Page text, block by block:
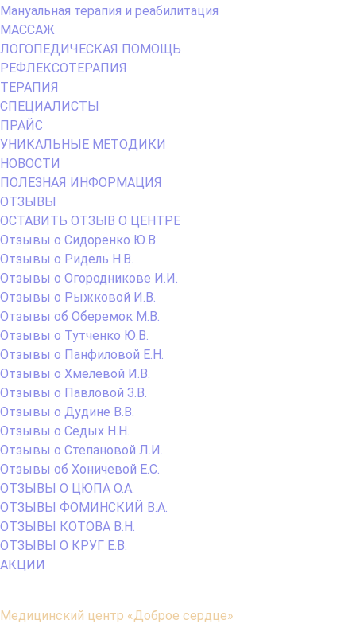
Мануальная терапия и реабилитация
МАССАЖ
ЛОГОПЕДИЧЕСКАЯ ПОМОЩЬ
РЕФЛЕКСОТЕРАПИЯ
ТЕРАПИЯ
СПЕЦИАЛИСТЫ
ПРАЙС
УНИКАЛЬНЫЕ МЕТОДИКИ
НОВОСТИ
ПОЛЕЗНАЯ ИНФОРМАЦИЯ
ОТЗЫВЫ
ОСТАВИТЬ ОТЗЫВ О ЦЕНТРЕ
Отзывы о Сидоренко Ю.В.
Отзывы о Ридель Н.В.
Отзывы о Огородникове И.И.
Отзывы о Рыжковой И.В.
Отзывы об Оберемок М.В.
Отзывы о Тутченко Ю.В.
Отзывы о Панфиловой Е.Н.
Отзывы о Хмелевой И.В.
Отзывы о Павловой З.В.
Отзывы о Дудине В.В.
Отзывы о Седых Н.Н.
Отзывы о Степановой Л.И.
Отзывы об Хоничевой Е.С.
ОТЗЫВЫ О ЦЮПА О.А.
ОТЗЫВЫ ФОМИНСКИЙ В.А.
ОТЗЫВЫ КОТОВА В.Н.
ОТЗЫВЫ О КРУГ Е.В.
АКЦИИ
Содержимое
Медицинский центр «Доброе сердце»